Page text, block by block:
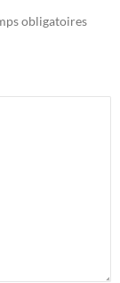
obligatoires